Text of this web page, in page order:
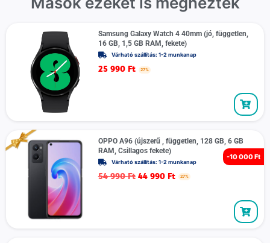
Samsung Galaxy Watch 4 40mm (jó, független,
16 GB, 1,5 GB RAM, fekete)
Várható szállítás: 1-2 munkanap
25 990 Ft 27%
-10 000 Ft
OPPO A96 (újszerű , független, 128 GB, 6 GB
RAM, Csillagos fekete)
Várható szállítás: 1-2 munkanap
54 990Ft 44 990 Ft 27%